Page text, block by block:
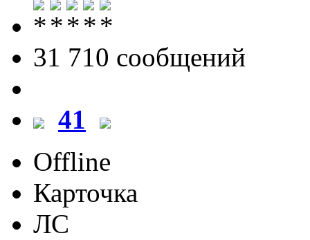
31 710 cообщений
41
Offline
Карточка
ЛС